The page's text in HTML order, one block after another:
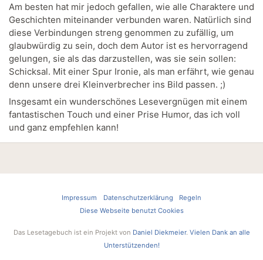
Am besten hat mir jedoch gefallen, wie alle Charaktere und
Geschichten miteinander verbunden waren. Natürlich sind
diese Verbindungen streng genommen zu zufällig, um
glaubwürdig zu sein, doch dem Autor ist es hervorragend
gelungen, sie als das darzustellen, was sie sein sollen:
Schicksal. Mit einer Spur Ironie, als man erfährt, wie genau
denn unsere drei Kleinverbrecher ins Bild passen. ;)
Insgesamt ein wunderschönes Lesevergnügen mit einem
fantastischen Touch und einer Prise Humor, das ich voll
und ganz empfehlen kann!
Impressum Datenschutzerklärung
Regeln
Diese Webseite benutzt Cookies
Das Lesetagebuch ist ein Projekt von Daniel Diekmeier. Vielen Dank an alle
Unterstützenden!